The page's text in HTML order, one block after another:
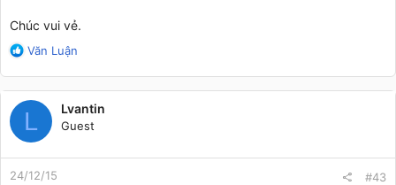
Chúc vui vẻ.
R
a
c
t
i
o
n
s
Văn Luận
L Lvantin
Guest
24/12/15 #43